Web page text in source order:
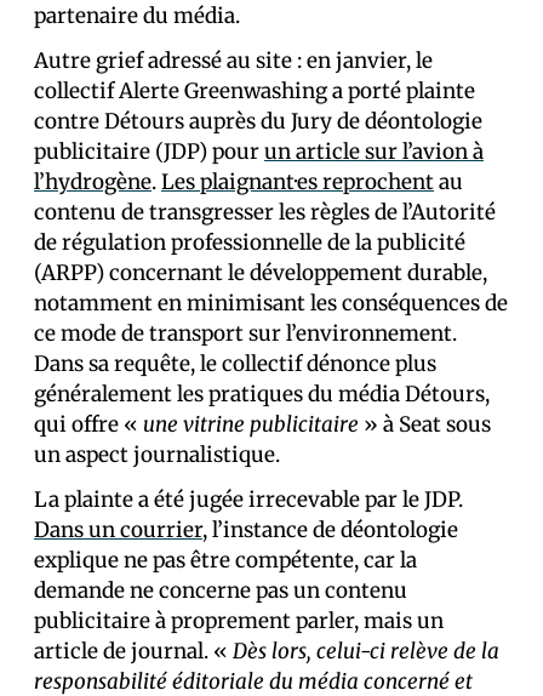
partenaire du média.
Autre grief adressé au site : en janvier, le
collectif Alerte Greenwashing a porté plainte
contre Détours auprès du Jury de déontologie
publicitaire (JDP) pourun article sur l’avion à
l’hydrogène.Les plaignant·es reprochentau
contenu de transgresser les règles de l’Autorité
de régulation professionnelle de la publicité
(ARPP) concernant le développement durable,
notamment en minimisant les conséquences de
ce mode de transport sur l’environnement.
Dans sa requête, le collectif dénonce plus
généralement les pratiques du média Détours,
qui offre « une vitrine publicitaire » à Seat sous
un aspect journalistique.
La plainte a été jugée irrecevable par le JDP.
Dans un courrier, l’instance de déontologie
explique ne pas être compétente, car la
demande ne concerne pas un contenu
publicitaire à proprement parler, mais un
article de journal. « Dès lors, celui-ci relève de la
responsabilité éditoriale du média concerné et